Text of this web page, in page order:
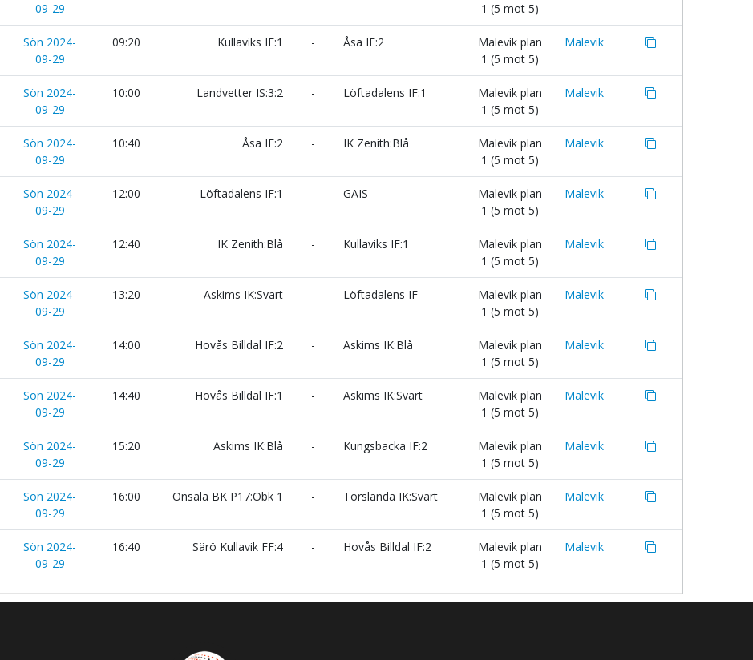
09-29
1 (5 mot 5)
Sön 2024-
09-29
09:20 Kullaviks IF:1 - Åsa IF:2
Malevik plan
1 (5 mot 5)
Malevik
Sön 2024-
09-29
10:00 Landvetter IS:3:2 - Löftadalens IF:1
Malevik plan
1 (5 mot 5)
Malevik
Sön 2024-
09-29
10:40 Åsa IF:2 - IK Zenith:Blå
Malevik plan
1 (5 mot 5)
Malevik
Sön 2024-
09-29
12:00 Löftadalens IF:1 - GAIS
Malevik plan
1 (5 mot 5)
Malevik
Sön 2024-
09-29
12:40 IK Zenith:Blå - Kullaviks IF:1
Malevik plan
1 (5 mot 5)
Malevik
Sön 2024-
09-29
13:20 Askims IK:Svart - Löftadalens IF
Malevik plan
1 (5 mot 5)
Malevik
Sön 2024-
09-29
14:00 Hovås Billdal IF:2 - Askims IK:Blå
Malevik plan
1 (5 mot 5)
Malevik
Sön 2024-
09-29
14:40 Hovås Billdal IF:1 - Askims IK:Svart
Malevik plan
1 (5 mot 5)
Malevik
Sön 2024-
09-29
15:20 Askims IK:Blå - Kungsbacka IF:2
Malevik plan
1 (5 mot 5)
Malevik
Sön 2024-
09-29
16:00 Onsala BK P17:Obk 1 - Torslanda IK:Svart
Malevik plan
1 (5 mot 5)
Malevik
Sön 2024-
09-29
16:40 Särö Kullavik FF:4 - Hovås Billdal IF:2
Malevik plan
1 (5 mot 5)
Malevik